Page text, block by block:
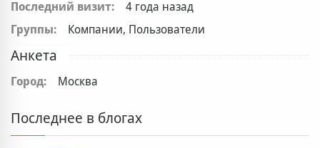
Последний визит:
4 года назад
Группы:
Компании, Пользователи
Анкета
Город: Москва
Последнее в блогах